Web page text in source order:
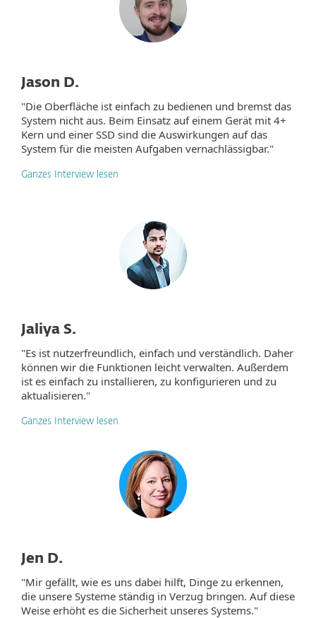
Jason D.
"Die Oberfläche ist einfach zu bedienen und bremst das
System nicht aus. Beim Einsatz auf einem Gerät mit 4+
Kern und einer SSD sind die Auswirkungen auf das
System für die meisten Aufgaben vernachlässigbar."
Ganzes Interview lesen
Jaliya S.
"Es ist nutzerfreundlich, einfach und verständlich. Daher
können wir die Funktionen leicht verwalten. Außerdem
ist es einfach zu installieren, zu konfigurieren und zu
aktualisieren."
Ganzes Interview lesen
Jen D.
"Mir gefällt, wie es uns dabei hilft, Dinge zu erkennen,
die unsere Systeme ständig in Verzug bringen. Auf diese
Weise erhöht es die Sicherheit unseres Systems."